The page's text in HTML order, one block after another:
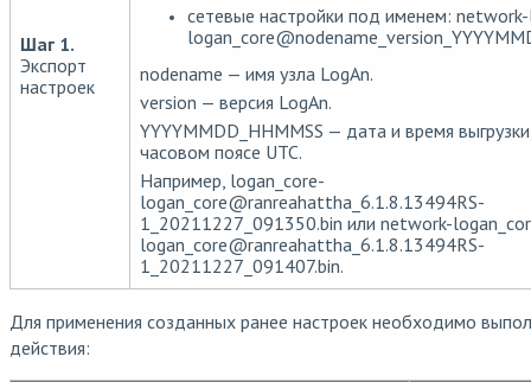
Шаг 1.
Экспорт
настроек
сетевые настройки под именем:
nodename — имя узла LogAn.
version — версия LogAn.
YYYYMMDD_HHMMSS — дата и время
часовом поясе UTC.
Например, logan_core-
logan_core@ranreahattha_6.1.8.13494RS-
1_20211227_091350.bin или network-
logan_core@ranreahattha_6.1.8.13494RS-
1_20211227_091407.bin.
Для применения созданных ранее настроек необходимо
действия: